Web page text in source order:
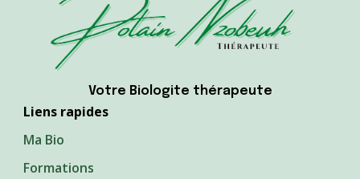
Votre Biologite thérapeute
Liens rapides
Ma Bio
Formations